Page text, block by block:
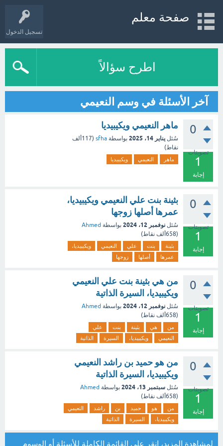
تسجيل الدخول
صفحة معلم
اطرح سؤالاً
آخر الأسئلة في وسم النعيمي
0
تصويتات
1
إجابة
ماهر النعيمي ويكيبيديا
سُئل يناير 14، 2025 بواسطة sfha
(117ألف
نقاط)
ماهر النعيمي ويكيبيديا
0
تصويتات
1
إجابة
بثينة بنت علي النعيمي ويكيبيديا،
عمرها أصلها زوجها
سُئل نوفمبر 12، 2024 بواسطة Ahmed
(658ألف نقاط)
بثينة بنت علي النعيمي
ويكيبيديا،
عمرها
أصلها زوجها
0
تصويتات
1
إجابة
من هي بثينة بنت علي النعيمي
ويكيبيديا، السيرة الذاتية
سُئل نوفمبر 12، 2024 بواسطة Ahmed
(658ألف نقاط)
من هي بثينة بنت
علي
النعيمي
ويكيبيديا، السيرة الذاتية
0
تصويتات
1
إجابة
من هو حميد بن راشد النعيمي
ويكيبيديا، السيرة الذاتية
سُئل سبتمبر 13، 2024 بواسطة Ahmed
(658ألف نقاط)
من هو حميد بن راشد
النعيمي
ويكيبيديا،
السيرة الذاتية
لمشاهدة المزيد، انقر على القائمة الكاملة للأسئلة أو الوسوم